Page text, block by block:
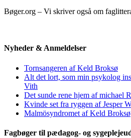
Bøger.org – Vi skriver også om
Nyheder & Anmeldelser
Tornsangeren af Keld Broksø
Alt det lort, som min psykolog
Vith
Det sunde rene hjem af michael
Kvinde set fra ryggen af Jesper
Malmösyndromet af Keld Broksø
Fagbøger til pædagog- og